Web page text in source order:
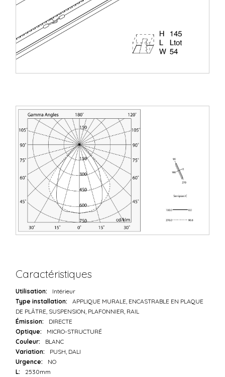
Caractéristiques
Utilisation:
Intérieur
Type installation:
APPLIQUE MURALE, ENCASTRABLE EN PLAQUE
DE PLÂTRE, SUSPENSION, PLAFONNIER, RAIL
Émission:
DIRECTE
Optique:
MICRO-STRUCTURÉ
Couleur:
BLANC
Variation:
PUSH, DALI
Urgence:
NO
L:
2530mm